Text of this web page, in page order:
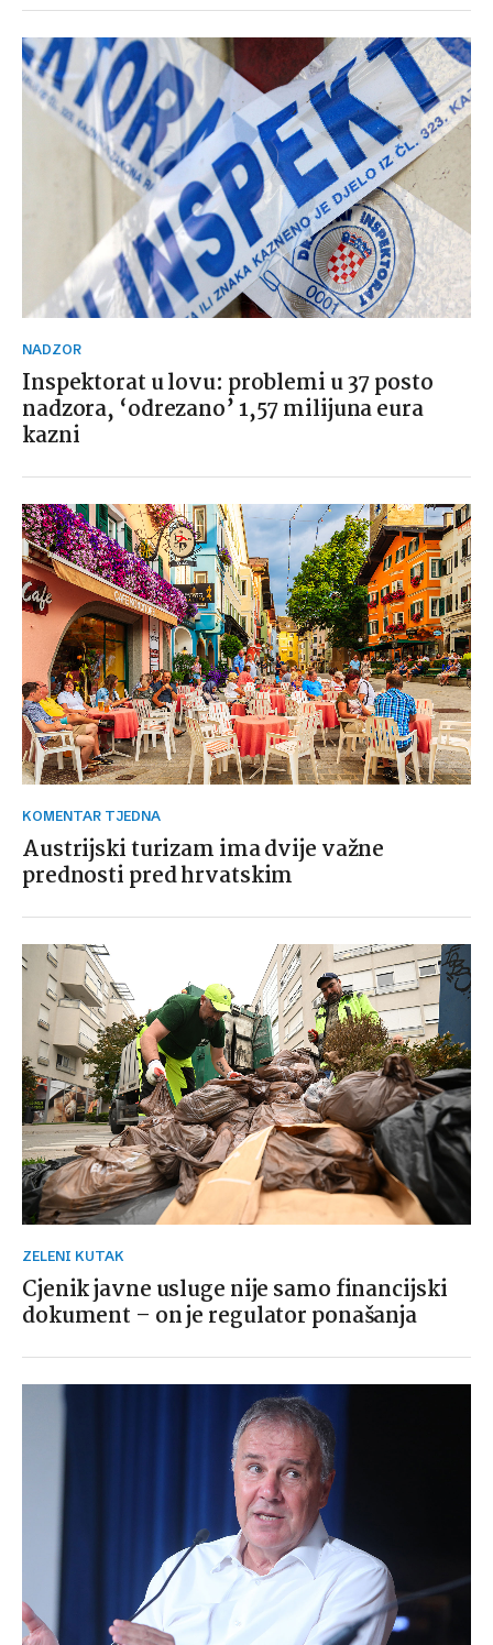
NADZOR
Inspektorat u lovu: problemi u 37 posto
nadzora, ‘odrezano’ 1,57 milijuna eura
kazni
KOMENTAR TJEDNA
Austrijski turizam ima dvije važne
prednosti pred hrvatskim
ZELENI KUTAK
Cjenik javne usluge nije samo financijski
dokument – on je regulator ponašanja